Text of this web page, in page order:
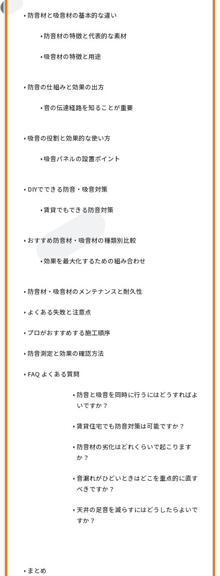
防音材と吸音材の基本的な違い
防音材の特徴と代表的な素材
吸音材の特徴と用途
防音の仕組みと効果の出方
音の伝達経路を知ることが重要
吸音の役割と効果的な使い方
吸音パネルの設置ポイント
DIYでできる防音・吸音対策
賃貸でもできる防音対策
おすすめ防音材・吸音材の種類別比較
効果を最大化するための組み合わせ
防音材・吸音材のメンテナンスと耐久性
よくある失敗と注意点
プロがおすすめする施工順序
防音測定と効果の確認方法
FAQ よくある質問
防音と吸音を同時に行うにはどうすればよ
いですか？
賃貸住宅でも防音対策は可能ですか？
防音材の劣化はどれくらいで起こります
か？
音漏れがひどいときはどこを重点的に直す
べきですか？
天井の足音を減らすにはどうしたらよいで
すか？
まとめ